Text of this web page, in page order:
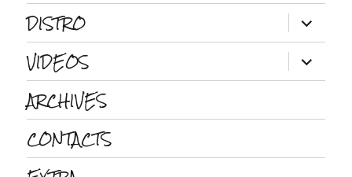
DISTRO
ouvrir
le
sous-
menu
VIDEOS ouvrir
le
sous-
ARCHIVES
CONTACTS